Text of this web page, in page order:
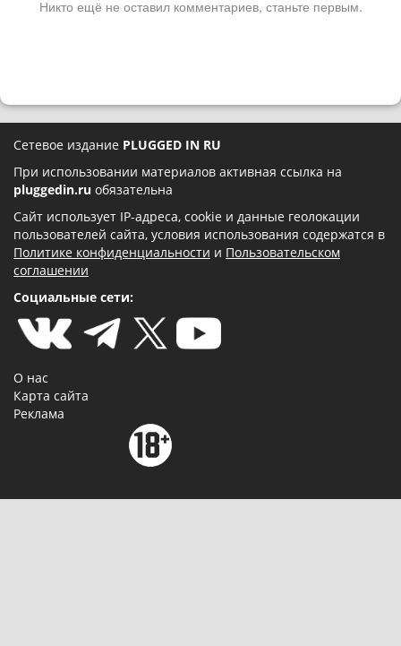
Никто ещё не оставил комментариев, станьте первым.
Сетевое издание PLUGGED IN RU
При использовании материалов активная ссылка на
pluggedin.ru обязательна
Сайт использует IP-адреса, cookie и данные геолокации
пользователей сайта, условия использования содержатся в
Политике конфиденциальности и Пользовательском
соглашении
Социальные сети:
О нас
Карта сайта
Реклама